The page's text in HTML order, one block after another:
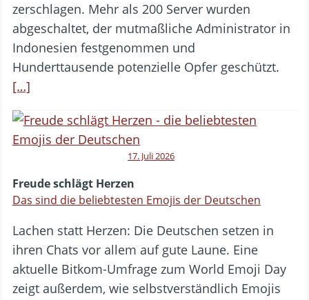
zerschlagen. Mehr als 200 Server wurden
abgeschaltet, der mutmaßliche Administrator in
Indonesien festgenommen und
Hunderttausende potenzielle Opfer geschützt.
[…]
17. Juli 2026
Freude schlägt Herzen
Das sind die beliebtesten Emojis der Deutschen
Lachen statt Herzen: Die Deutschen setzen in
ihren Chats vor allem auf gute Laune. Eine
aktuelle Bitkom-Umfrage zum World Emoji Day
zeigt außerdem, wie selbstverständlich Emojis